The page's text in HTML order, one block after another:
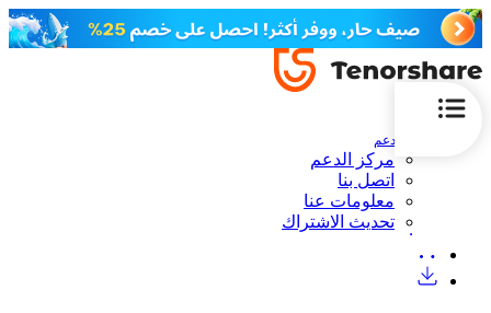
الدعم
مركز الدعم
اتصل بنا
معلومات عنا
تحديث الاشتراك